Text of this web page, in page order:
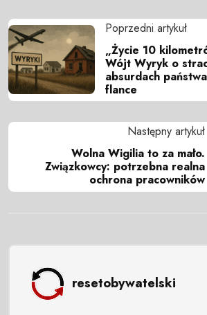
Poprzedni artykuł
„Życie 10
Wójt Wyryk o
absurdach
flance
Następny artykuł
Wolna Wigilia to za mało.
Związkowcy: potrzebna realna
ochrona pracowników
resetobywatelski